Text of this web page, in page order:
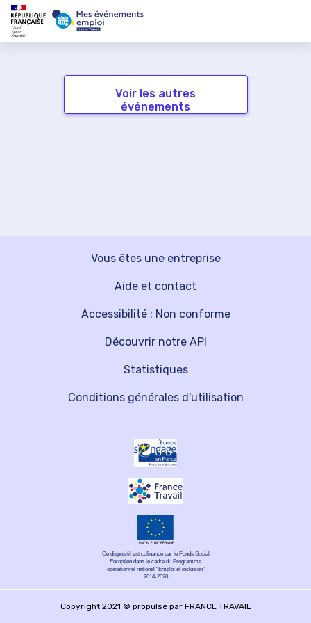
Voir les autres
événements
Vous êtes une entreprise
Découvrir notre API
Aide et contact
Statistiques
Accessibilité : Non conforme
Conditions générales d'utilisation
Ce dispositif est cofinancé par le Fonds Social
Européen dans le cadre du Programme
opérationnel national "Emploi et inclusion"
2014-2020
Copyright 2021 © propulsé par FRANCE TRAVAIL